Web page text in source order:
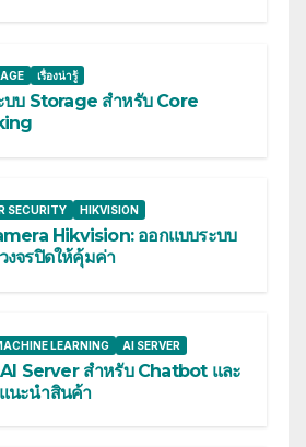
เรื่องน่ารู้
บบ Storage สำหรับ Core
SECURITY HIKVISION
Hikvision: ออกแบบระบบ
งจรปิดให้คุ้มค่า
LEARNING AI SERVER
AI Server สำหรับ Chatbot และ
นะนำสินค้า